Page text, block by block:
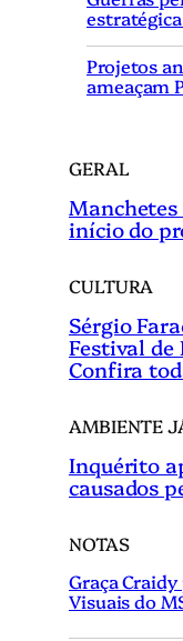
Projetos
ameaçam
GERAL
início do
CULTURA
Sérgio
Festival de
Confira
AMBIENTE
Inquérito
causados
NOTAS
Graça
Visuais do